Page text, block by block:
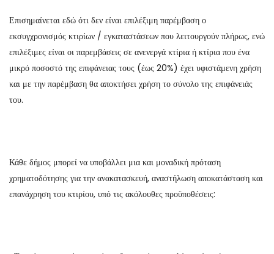
Επισημαίνεται εδώ ότι δεν είναι επιλέξιμη παρέμβαση ο
εκσυγχρονισμός κτιρίων / εγκαταστάσεων που λειτουργούν πλήρως, ενώ
επιλέξιμες είναι οι παρεμβάσεις σε ανενεργά κτίρια ή κτίρια που ένα
μικρό ποσοστό της επιφάνειας τους (έως 20%) έχει υφιστάμενη χρήση
και με την παρέμβαση θα αποκτήσει χρήση το σύνολο της επιφάνειάς
του.
Κάθε δήμος μπορεί να υποβάλλει μια και μοναδική πρόταση
χρηματοδότησης για την ανακατασκευή, αναστήλωση αποκατάσταση και
επανάχρηση του κτιρίου, υπό τις ακόλουθες προϋποθέσεις: